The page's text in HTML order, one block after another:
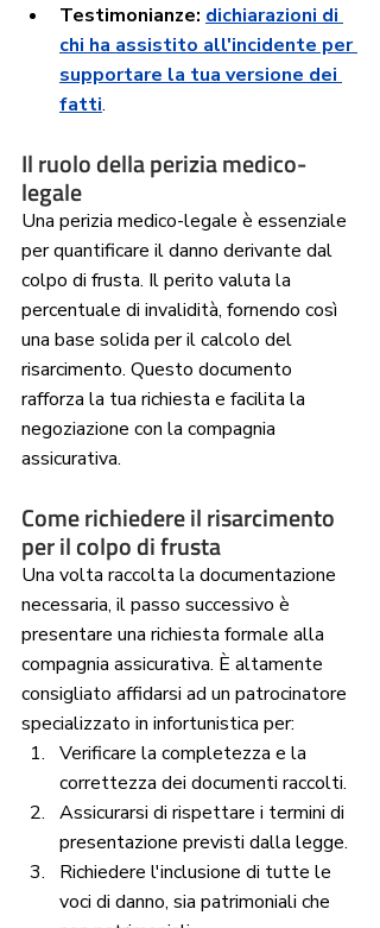
Testimonianze: dichiarazioni di
chi ha assistito all'incidente per
supportare la tua versione dei
fatti.
Il ruolo della perizia medico-
legale
Una perizia medico-legale è essenziale
per quantificare il danno derivante dal
colpo di frusta. Il perito valuta la
percentuale di invalidità, fornendo così
una base solida per il calcolo del
risarcimento. Questo documento
rafforza la tua richiesta e facilita la
negoziazione con la compagnia
assicurativa.
Come richiedere il risarcimento
per il colpo di frusta
Una volta raccolta la documentazione
necessaria, il passo successivo è
presentare una richiesta formale alla
compagnia assicurativa. È altamente
consigliato affidarsi ad un patrocinatore
specializzato in infortunistica per:
Verificare la completezza e la
correttezza dei documenti raccolti.
Assicurarsi di rispettare i termini di
presentazione previsti dalla legge.
Richiedere l'inclusione di tutte le
voci di danno, sia patrimoniali che